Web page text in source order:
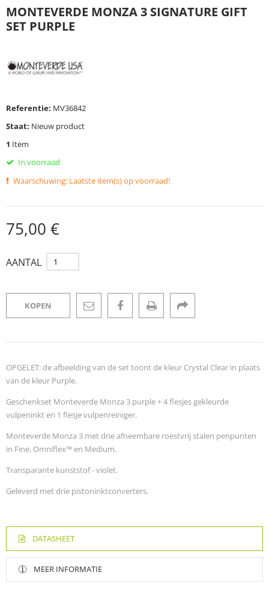
MONTEVERDE MONZA 3 SIGNATURE GIFT
SET PURPLE
Referentie: MV36842
Staat: Nieuw product
1 Item
In voorraad
Waarschuwing: Laatste item(s) op voorraad!
75,00 €
AANTAL
KOPEN
OPGELET: de afbeelding van de set toont de kleur Crystal Clear in plaats
van de kleur Purple.
Geschenkset Monteverde Monza 3 purple + 4 flesjes gekleurde
vulpeninkt en 1 flesje vulpenreiniger.
Monteverde Monza 3 met drie afneembare roestvrij stalen penpunten
in Fine, Omniflex™ en Medium.
Transparante kunststof - violet.
Geleverd met drie pistoninktconverters.
DATASHEET
MEER INFORMATIE